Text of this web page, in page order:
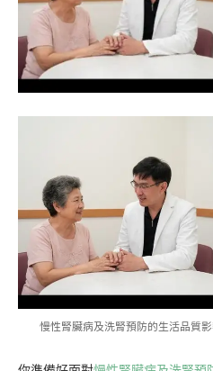
慢性腎臟病及洗腎預防的生活品質